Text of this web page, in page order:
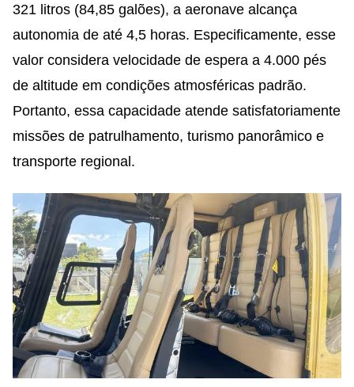
321 litros (84,85 galões), a aeronave alcança
autonomia de até 4,5 horas. Especificamente, esse
valor considera velocidade de espera a 4.000 pés
de altitude em condições atmosféricas padrão.
Portanto, essa capacidade atende satisfatoriamente
missões de patrulhamento, turismo panorâmico e
transporte regional.